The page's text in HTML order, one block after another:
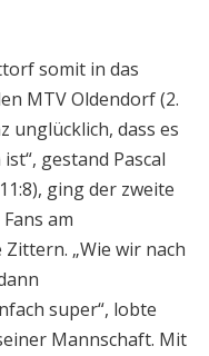
somit in das
MTV Oldendorf (2.
unglücklich, dass es
gestand Pascal
ging der zweite
am
„Wie wir nach
super“, lobte
Mannschaft. Mit